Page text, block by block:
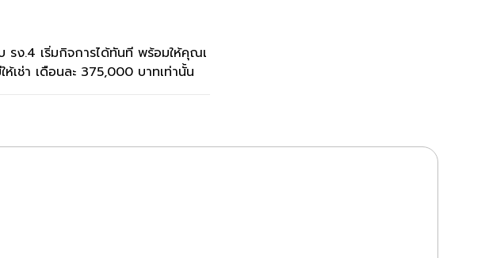
รง.4 เริ่มกิจการได้ทันที พร้อมให้คุณเ
เช่า เดือนละ 375,000 บาทเท่านั้น